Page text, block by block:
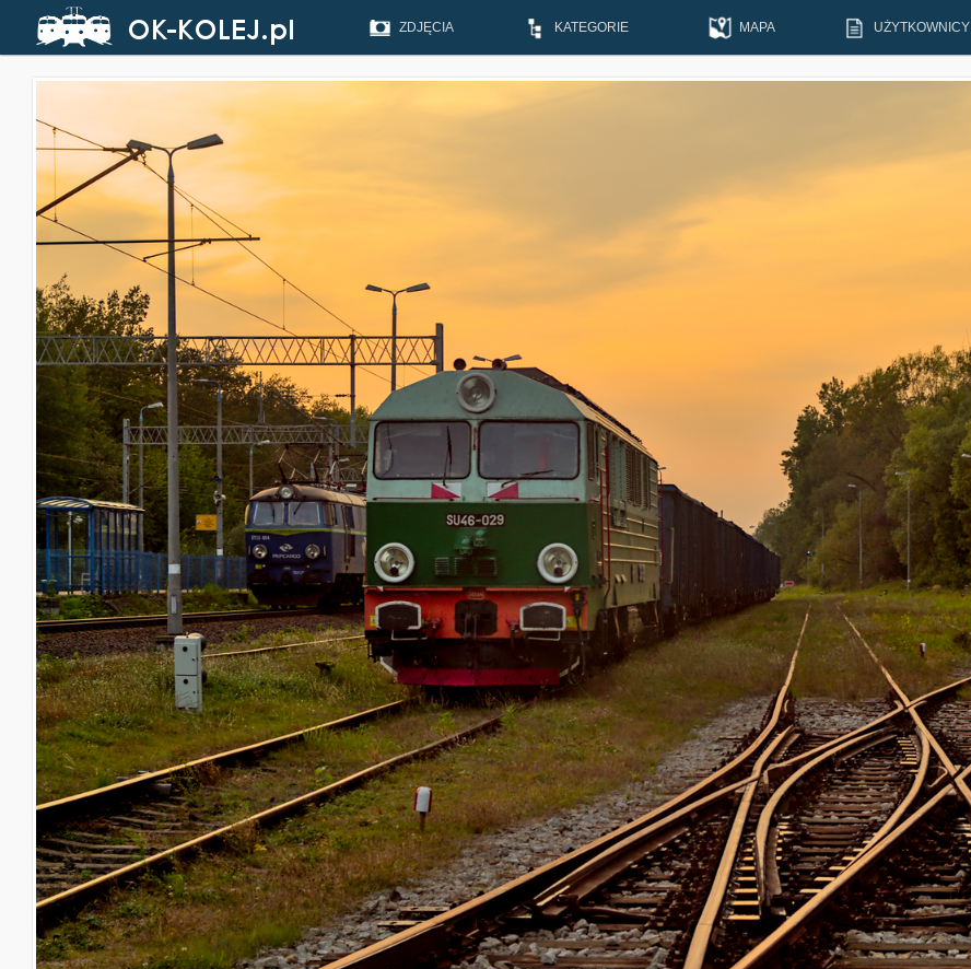
ZDJĘCIA KATEGORIE MAPA UŻYTKOWNICY